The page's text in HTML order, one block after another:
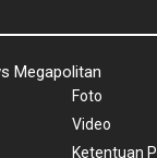
Megapolitan
Foto
Video
Ketentuan